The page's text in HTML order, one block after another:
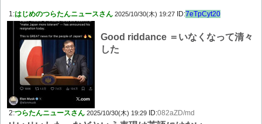
1:はじめのつらたんニュースさん 2025/10/30(木) 19:27 ID:7eTpCyt20
Good riddance ＝いなくなって清々
した
2:つらたんニュースさん 2025/10/30(木) 19:29 ID:082aZD/md